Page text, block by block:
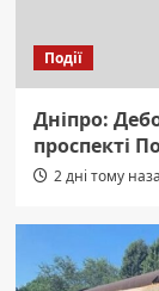
Події
Дніпро:
проспекті
2 дні тому